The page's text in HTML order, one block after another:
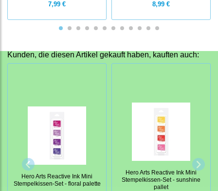
7,99 € 8,99 €
Kunden, die diesen Artikel gekauft haben, kauften auch:
Hero Arts Reactive Ink Mini
Stempelkissen-Set - floral palette
Hero Arts Reactive Ink Mini
Stempelkissen-Set - sunshine
pallet